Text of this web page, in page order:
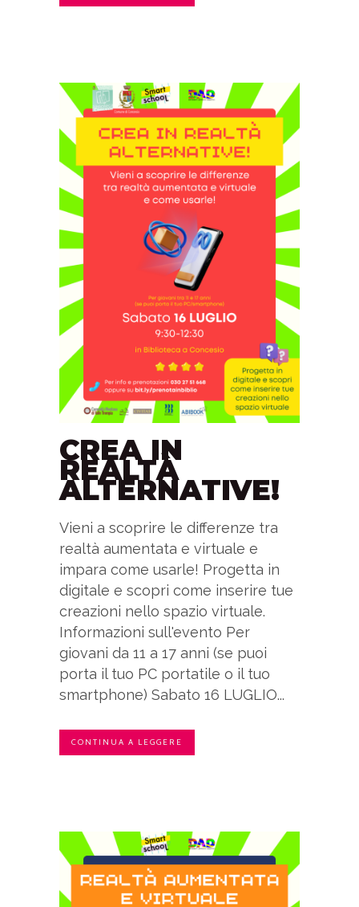
CREA IN
REALTÀ
ALTERNATIVE!
Vieni a scoprire le differenze tra
realtà aumentata e virtuale e
impara come usarle! Progetta in
digitale e scopri come inserire tue
creazioni nello spazio virtuale.
Informazioni sull'evento Per
giovani da 11 a 17 anni (se puoi
porta il tuo PC portatile o il tuo
smartphone) Sabato 16 LUGLIO...
CONTINUA A LEGGERE